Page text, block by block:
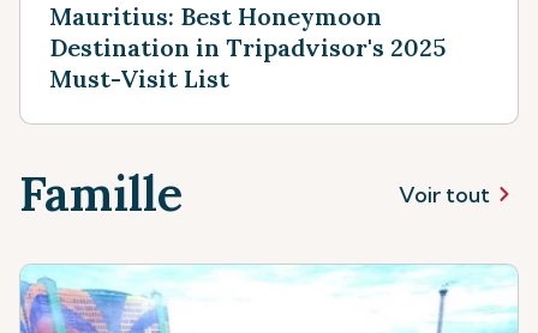
Mauritius: Best Honeymoon
Destination in Tripadvisor's 2025
Must-Visit List
Famille Voir tout